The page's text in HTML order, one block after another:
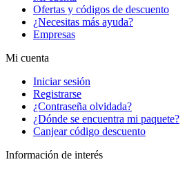
Ofertas y códigos de descuento
¿Necesitas más ayuda?
Empresas
Mi cuenta
Iniciar sesión
Registrarse
¿Contraseña olvidada?
¿Dónde se encuentra mi paquete?
Canjear código descuento
Información de interés